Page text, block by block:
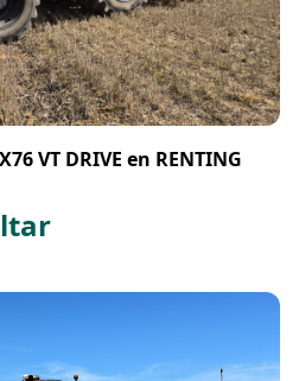
VT DRIVE en RENTING